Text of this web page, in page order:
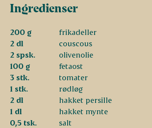
Ingredienser
200 g
frikadeller
2 dl
couscous
2 spsk.
olivenolie
100 g
fetaost
3 stk.
tomater
1 stk.
rødløg
2 dl
hakket persille
1 dl
hakket mynte
0,5 tsk.
salt